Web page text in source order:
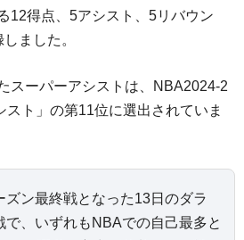
12得点、5アシスト、5リバウン
ました。
スーパーアシストは、NBA2024-2
ト」の第11位に選出されていま
ン最終戦となった13日のダラ
で、いずれもNBAでの自己最多と